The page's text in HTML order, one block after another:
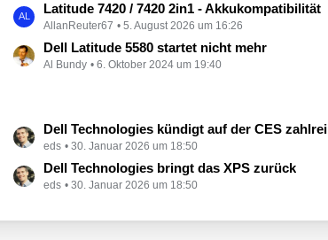
e
B
e
t
e
L
e
t
z
B
e
t
ä
Latitude 7420 / 7420 2in1 - Akkukompatibilität
AllanReuter67 5. August 2026 um 16:26
Dell Latitude 5580 startet nicht mehr
Al Bundy 6. Oktober 2024 um 19:40
L
e
t
z
Dell Technologies kündigt auf der CES zahlreiche Alienware-Neuheiten an
eds 30. Januar 2026 um 18:50
Dell Technologies bringt das XPS zurück
eds 30. Januar 2026 um 18:50